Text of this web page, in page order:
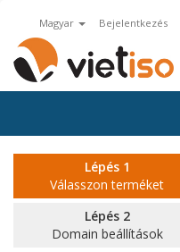
Magyar Bejelentkezés
Lépés 1
Válasszon terméket
Lépés 2
Domain beállítások